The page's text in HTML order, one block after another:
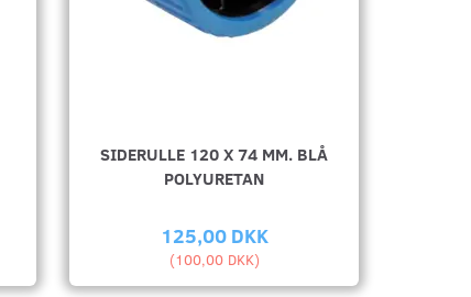
SIDERULLE 120 X 74 MM. BLÅ
POLYURETAN
125,00 DKK
(100,00 DKK)